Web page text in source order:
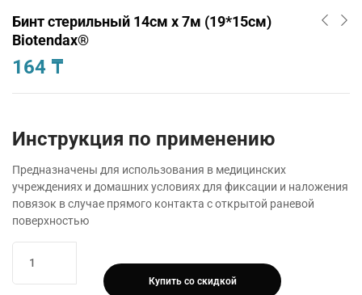
Бинт стерильный 14см х 7м (19*15см)
Biotendax®
164 ₸
Инструкция по применению
Предназначены для использования в медицинских
учреждениях и домашних условиях для фиксации и наложения
повязок в случае прямого контакта с открытой раневой
поверхностью
товара
Бинт
Купить со скидкой